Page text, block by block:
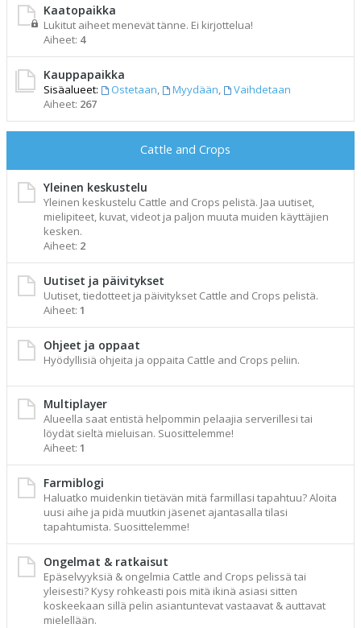
Kaatopaikka
Lukitut aiheet menevät tänne. Ei kirjottelua!
Aiheet: 4
Kauppapaikka
Sisäalueet: Ostetaan, Myydään,
Vaihdetaan
Aiheet: 267
Cattle and Crops
Yleinen keskustelu
Yleinen keskustelu Cattle and Crops pelistä. Jaa uutiset,
mielipiteet, kuvat, videot ja paljon muuta muiden käyttäjien
kesken.
Aiheet: 2
Uutiset ja päivitykset
Uutiset, tiedotteet ja päivitykset Cattle and Crops pelistä.
Aiheet: 1
Ohjeet ja oppaat
Hyödyllisiä ohjeita ja oppaita Cattle and Crops peliin.
Multiplayer
Alueella saat entistä helpommin pelaajia serverillesi tai
löydät sieltä mieluisan. Suosittelemme!
Aiheet: 1
Farmiblogi
Haluatko muidenkin tietävän mitä farmillasi tapahtuu? Aloita
uusi aihe ja pidä muutkin jäsenet ajantasalla tilasi
tapahtumista. Suosittelemme!
Ongelmat & ratkaisut
Epäselvyyksiä & ongelmia Cattle and Crops pelissä tai
yleisesti? Kysy rohkeasti pois mitä ikinä asiasi sitten
koskeekaan sillä pelin asiantuntevat vastaavat & auttavat
mielellään.